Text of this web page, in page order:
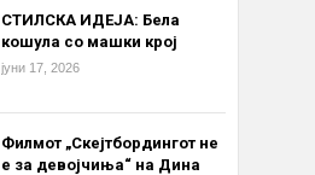
СТИЛСКА ИДЕЈА: Бела
кошула со машки крој
јуни 17, 2026
Филмот „Скејтбордингот не
е за девојчиња“ на Дина